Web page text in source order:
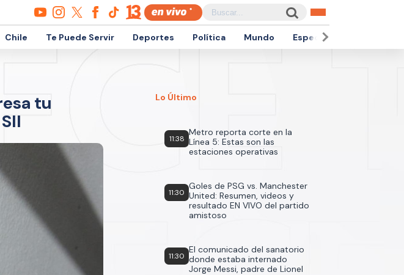
Chile Te Puede Servir Deportes Política Mundo Espectáculos
tu
Lo Último
11:38
Metro reporta corte en la
Línea 5: Estas son las
estaciones operativas
11:30
Goles de PSG vs. Manchester
United: Resumen, videos y
resultado EN VIVO del partido
amistoso
11:30
El comunicado del sanatorio
donde estaba internado
Jorge Messi, padre de Lionel